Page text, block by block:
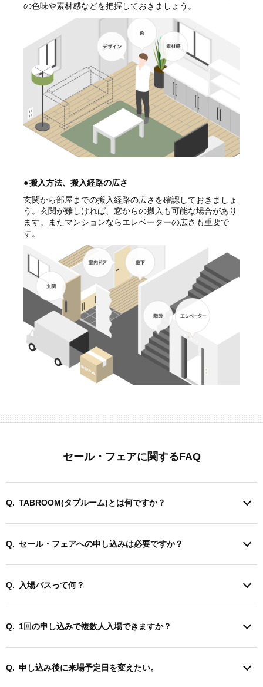
の色味や素材感などを把握しておきましょう。
●搬入方法、搬入経路の広さ
玄関から部屋までの搬入経路の広さを確認しておきましょ
う。玄関が難しければ、窓からの搬入も可能な場合があり
ます。またマンションならエレベーターの広さも重要で
す。
セール・フェアに関するFAQ
TABROOM(タブルーム)とは何ですか？
セール・フェアへの申し込みは必要ですか？
入場パスって何？
1回の申し込みで複数人入場できますか？
申し込み後に来場予定日を変えたい。